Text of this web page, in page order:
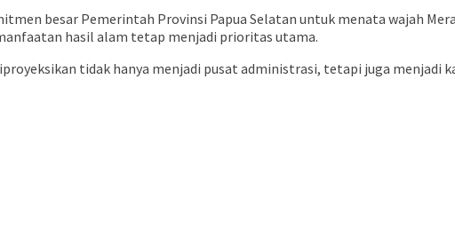
besar Pemerintah Provinsi Papua Selatan untuk menata wajah
hasil alam tetap menjadi prioritas utama.
tidak hanya menjadi pusat administrasi, tetapi juga menjadi